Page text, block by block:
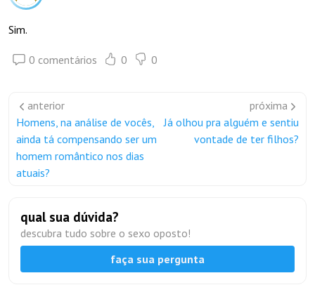
Sim.
0 comentários 0 0
anterior
Homens, na análise de vocês,
ainda tá compensando ser um
homem romântico nos dias
atuais?
próxima
Já olhou pra alguém e sentiu
vontade de ter filhos?
qual sua dúvida?
descubra tudo sobre o sexo oposto!
faça sua pergunta